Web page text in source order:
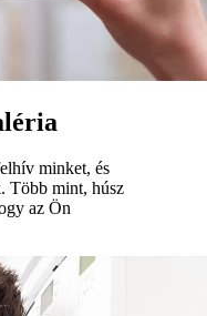
minket, és
Több mint, húsz
az Ön